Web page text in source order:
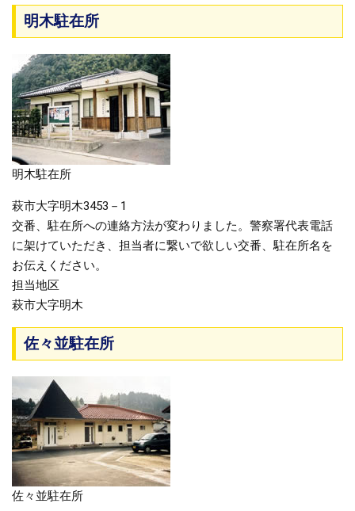
明木駐在所
明木駐在所
萩市大字明木3453－1
交番、駐在所への連絡方法が変わりました。警察署代表電話
に架けていただき、担当者に繋いで欲しい交番、駐在所名を
お伝えください。
担当地区
萩市大字明木
佐々並駐在所
佐々並駐在所